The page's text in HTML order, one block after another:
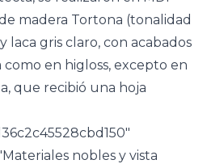
madera Tortona (tonalidad
laca gris claro, con acabados
en higloss, excepto en
que recibió una hoja
nobles y vista